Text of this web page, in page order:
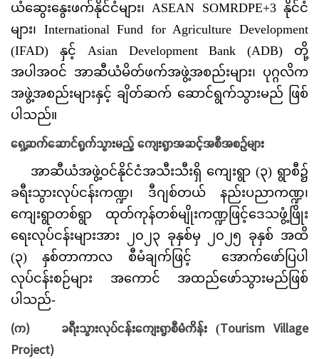
ယံဆွေးနွေးဖက်နိုင်ငံများ၊ ASEAN SOMRDPE+3 နိုင်ငံ
များ၊ International Fund for Agriculture Development
(IFAD) နှင့် Asian Development Bank (ADB) တို့
အပါအဝင် အာဆီယံမိတ်ဖက်အဖွဲ့အစည်းများ၊ ပုဂ္ဂလိက
အဖွဲ့အစည်းများနှင့် ချိတ်ဆက် ဆောင်ရွက်သွားမည် ဖြစ်
ပါသည်။
ရှေ့ဆက်ဆောင်ရွက်သွားမည့် ကျေးရွာအဆင့်အစီအစဉ်များ
အာဆီယံအဖွဲ့ဝင်နိုင်ငံအသီးသီးရှိ ကျေးရွာ (၃) ရွာစီ၌
ခရီးသွားလုပ်ငန်းကဏ္ဍ၊ ဒီဂျစ်တယ် နည်းပညာကဏ္ဍ၊
ကျေးရွာတစ်ရွာ ထုတ်ကုန်တစ်မျိုးကဏ္ဍဖြင့်ဒေသဖွံ့ဖြိုး
ရေးလုပ်ငန်းများအား ၂၀၂၃ ခုနှစ်မှ ၂၀၂၅ ခုနှစ် အထိ
(၃) နှစ်တာကာလ စီမံချက်ဖြင့် အောက်ဖော်ပြပါ
လုပ်ငန်းစဉ်များ အကောင် အထည်ဖော်‌သွားမည်ဖြစ်
ပါသည်-
(က) ခရီးသွားလုပ်ငန်းကျေးရွာစီမံကိန်း(Tourism Village
Project)